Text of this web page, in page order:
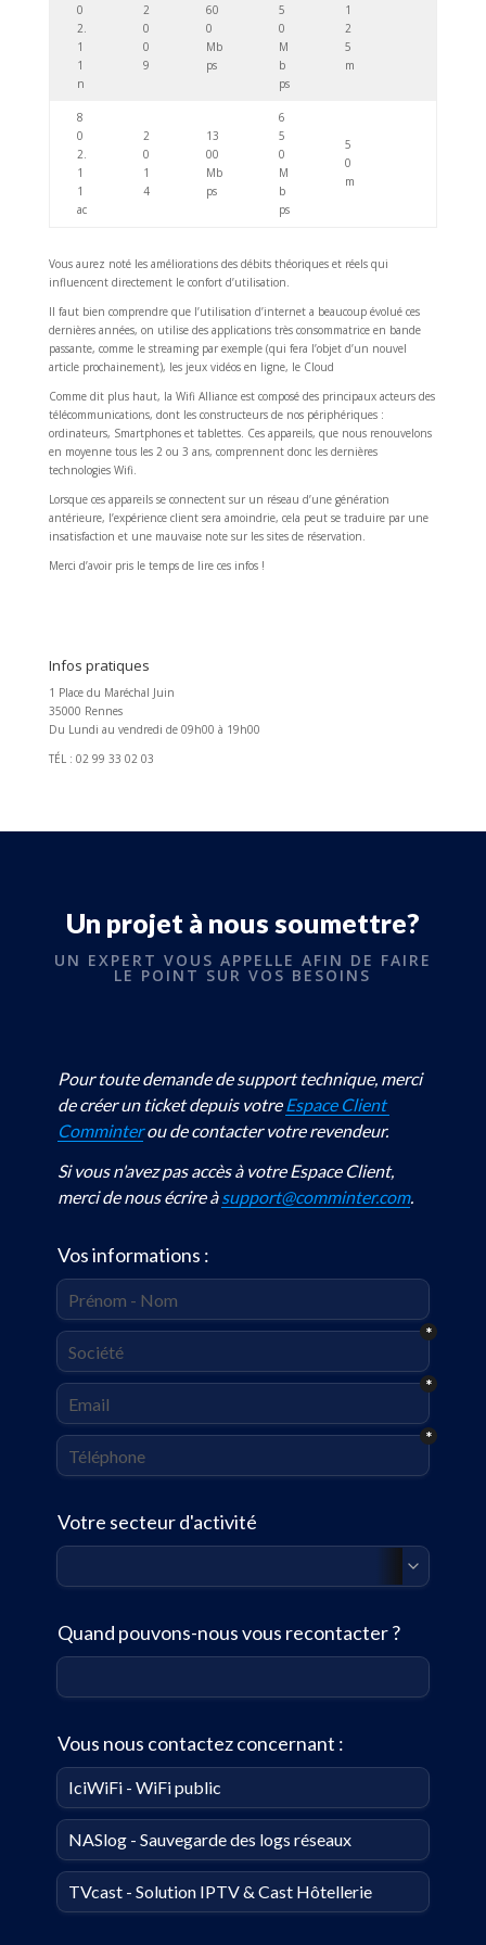
0
2.
1
1
n
2
0
0
9
60
0
Mb
ps
5
0
M
b
ps
1
2
5
m
8
0
2.
1
1
ac
2
0
1
4
13
00
Mb
ps
6
5
0
M
b
ps
5
0
m
Vous aurez noté les améliorations des débits théoriques et réels qui
influencent directement le confort d’utilisation.
Il faut bien comprendre que l’utilisation d’internet a beaucoup évolué ces
dernières années, on utilise des applications très consommatrice en bande
passante, comme le streaming par exemple (qui fera l’objet d’un nouvel
article prochainement), les jeux vidéos en ligne, le Cloud
Comme dit plus haut, la Wifi Alliance est composé des principaux acteurs des
télécommunications, dont les constructeurs de nos périphériques :
ordinateurs, Smartphones et tablettes. Ces appareils, que nous renouvelons
en moyenne tous les 2 ou 3 ans, comprennent donc les dernières
technologies Wifi.
Lorsque ces appareils se connectent sur un réseau d’une génération
antérieure, l’expérience client sera amoindrie, cela peut se traduire par une
insatisfaction et une mauvaise note sur les sites de réservation.
Merci d’avoir pris le temps de lire ces infos !
Infos pratiques
1 Place du Maréchal Juin
35000 Rennes
Du Lundi au vendredi de 09h00 à 19h00
TÉL : 02 99 33 02 03
Un projet à nous soumettre?
UN EXPERT VOUS APPELLE AFIN DE FAIRE
LE POINT SUR VOS BESOINS